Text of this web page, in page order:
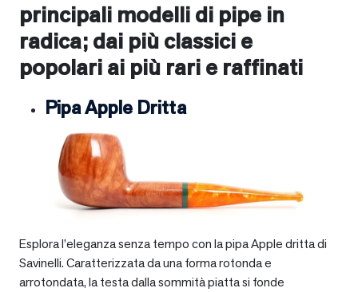
principali modelli di pipe in
radica; dai più classici e
popolari ai più rari e raffinati
Pipa Apple Dritta
Esplora l’eleganza senza tempo con la pipa Apple dritta di
Savinelli. Caratterizzata da una forma rotonda e
arrotondata, la testa dalla sommità piatta si fonde